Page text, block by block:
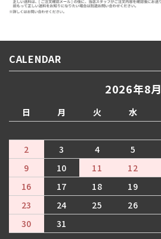
CALENDAR
2026年8月
日 月 火 水
2
3 4 5
9
10 11 12
16
17 18 19
23
24 25 26
30
31